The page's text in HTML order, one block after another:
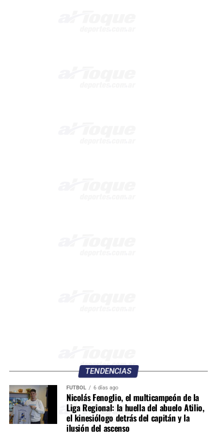
TENDENCIAS
FÚTBOL 6 días ago
Nicolás Fenoglio, el multicampeón de la
Liga Regional: la huella del abuelo Atilio,
el kinesiólogo detrás del capitán y la
ilusión del ascenso